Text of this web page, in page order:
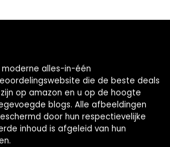
moderne alles-in-één
die de beste deals
op amazon en u op de hoogte
blogs. Alle afbeeldingen
door hun respectievelijke
inhoud is afgeleid van hun